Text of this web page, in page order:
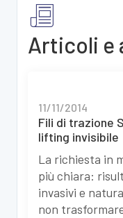
Articoli e
11/11/2014
Fili di trazione
lifting invisibile
La richiesta in
più chiara:
invasivi e
non